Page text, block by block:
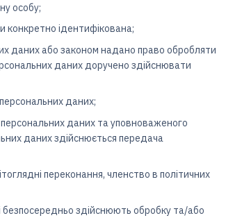
особу;
конкретно ідентифікована;
даних або законом надано право обробляти
даних доручено здійснювати
даних;
даних та уповноваженого
даних здійснюється передача
переконання, членство в політичних
безпосередньо здійснюють обробку та/або